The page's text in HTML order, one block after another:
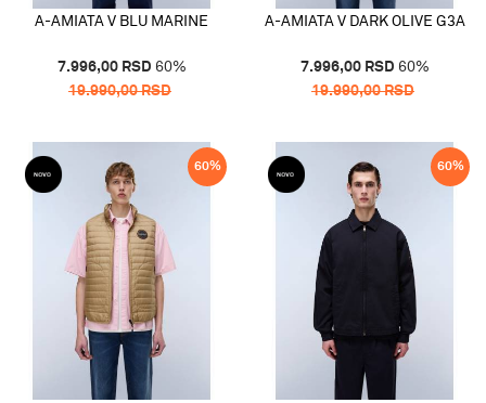
A-AMIATA V BLU MARINE
7.996,00 RSD 60%
19.990,00RSD
A-AMIATA V DARK OLIVE G3A
7.996,00 RSD 60%
19.990,00RSD
60% 60%